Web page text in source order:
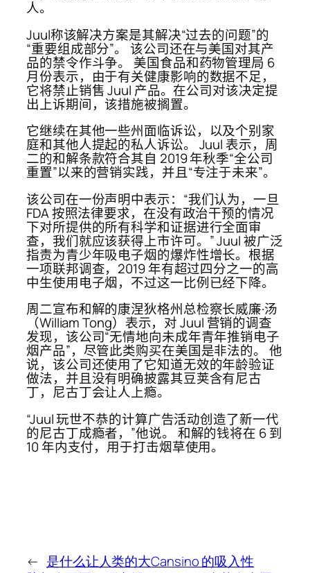
人。
Juul称该解决方案是其解决“过去的问题”的
“重要组成部分”。 该公司还在与美国对其产
品的禁令作斗争。 美国食品和药物管理局 6
月份表示，由于有关健康影响的数据不足，
它将禁止销售 Juul 产品。在公司对该决定提
出上诉期间，该措施被搁置。
它继续在其他一些州面临诉讼，以及个别家
庭和其他人提起的私人诉讼。 Juul 表示，周
二的和解条款符合其自 2019 年秋季“全公司
重置”以来的营销实践，并且“专注于未来”。
该公司在一份声明中表示：“我们认为，一旦
FDA 按照法律要求，在没有政治干预的情况
下对所提供的所有科学和证据进行全面审
查，我们就应该获得上市许可。” Juul 被广泛
指责为青少年吸电子烟的爆炸性增长。根据
一项联邦调查，2019 年有超过四分之一的高
中生使用电子烟，不过这一比例已经下降。
周二宣布和解的康涅狄格州总检察长威廉·汤
（William Tong）表示，对 Juul 营销的调查
发现，该公司“无情地向未成年青年推销电子
烟产品”，尽管此类购买在美国是非法的。 他
说，该公司还使用了它知道无效的年龄验证
做法，并且没有明确披露其豆荚含有尼古
丁，尼古丁会让人上瘾。
“Juul 玩世不恭的计算广告活动创造了新一代
的尼古丁成瘾者，”他说。 和解的钱将在 6 到
10 年内支付，用于打击烟草使用。
← 是什么让人类的大Cansino 的吸入性